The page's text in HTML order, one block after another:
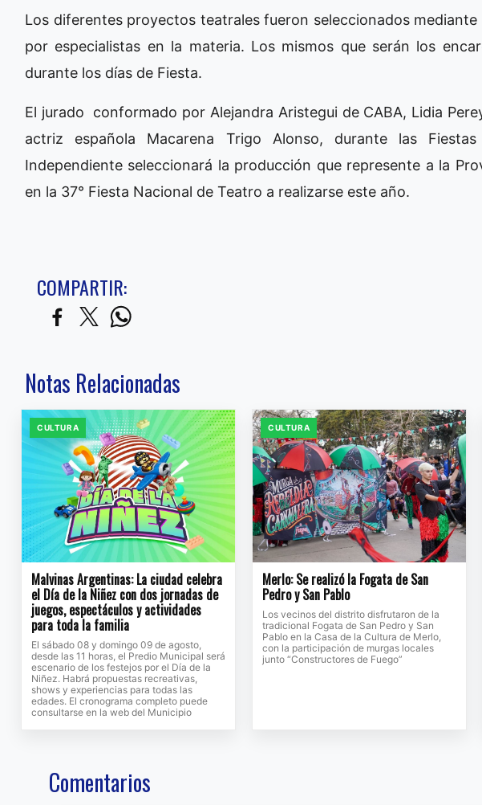
Los diferentes proyectos teatrales fueron seleccionados
por especialistas en la materia. Los mismos que serán los
durante los días de Fiesta.
El jurado conformado por Alejandra Aristegui de CABA, Lidia
actriz española Macarena Trigo Alonso, durante las
Independiente seleccionará la producción que represente a la
en la 37° Fiesta Nacional de Teatro a realizarse este año.
COMPARTIR:
Notas Relacionadas
CULTURA
Malvinas Argentinas: La ciudad celebra
el Día de la Niñez con dos jornadas de
juegos, espectáculos y actividades
para toda la familia
El sábado 08 y domingo 09 de agosto,
desde las 11 horas, el Predio Municipal será
escenario de los festejos por el Día de la
Niñez. Habrá propuestas recreativas,
shows y experiencias para todas las
edades. El cronograma completo puede
consultarse en la web del Municipio
CULTURA
Merlo: Se realizó la Fogata de San
Pedro y San Pablo
Los vecinos del distrito disfrutaron de la
tradicional Fogata de San Pedro y San
Pablo en la Casa de la Cultura de Merlo,
con la participación de murgas locales
junto “Constructores de Fuego”
Comentarios